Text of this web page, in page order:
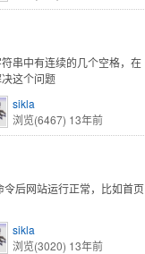
串中有连续的几个空格，在
这个问题
sikla
浏览(6467) 13年前
令后网站运行正常，比如首页
sikla
浏览(3020) 13年前